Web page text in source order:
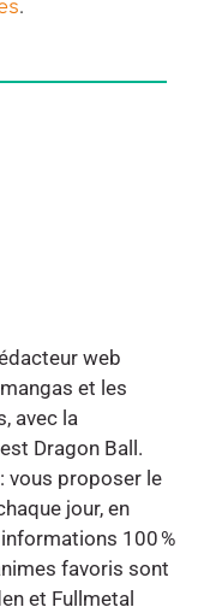
.
web
et les
avec la
Dragon Ball.
vous proposer le
jour, en
100 %
favoris sont
et Fullmetal